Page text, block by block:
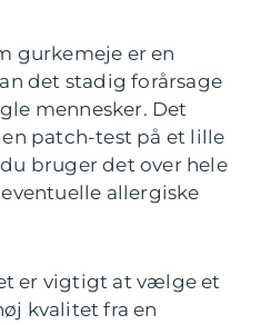
gurkemeje er en
det stadig forårsage
mennesker. Det
patch-test på et lille
bruger det over hele
allergiske
er vigtigt at vælge et
kvalitet fra en